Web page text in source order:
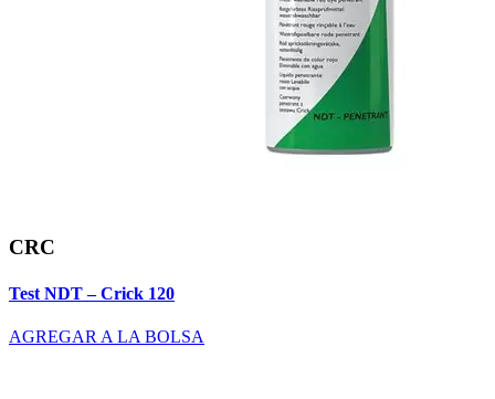
CRC
Test NDT – Crick 120
AGREGAR A LA BOLSA